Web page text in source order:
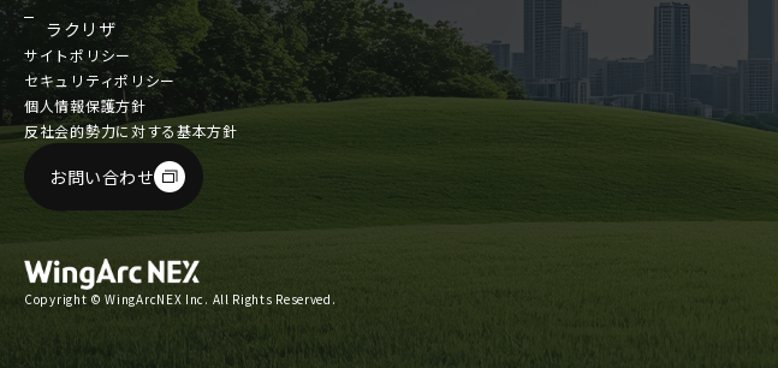
ラクリザ
サイトポリシー
セキュリティポリシー
個人情報保護方針
反社会的勢力に対する基本方針
お問い合わせ
Copyright © WingArcNEX Inc. All Rights Reserved.